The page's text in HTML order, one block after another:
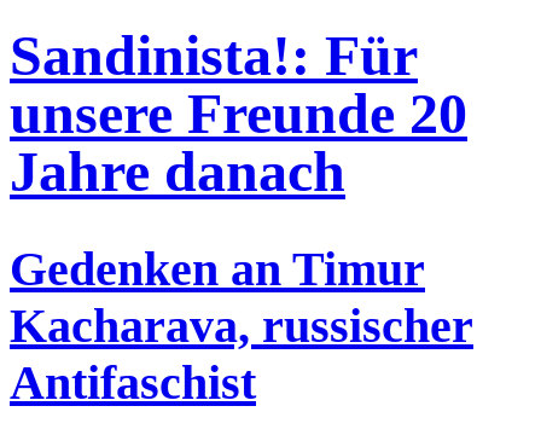
Sandinista!: Für
unsere Freunde 20
Jahre danach
Gedenken an Timur
Kacharava, russischer
Antifaschist